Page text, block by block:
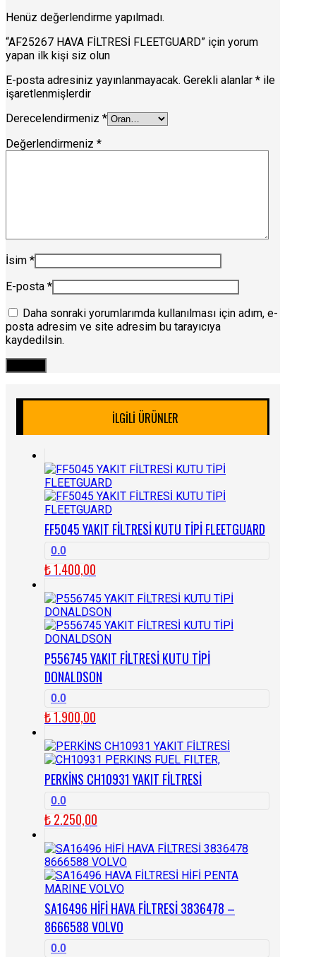
Henüz değerlendirme yapılmadı.
“AF25267 HAVA FİLTRESİ FLEETGUARD” için yorum
yapan ilk kişi siz olun
E-posta adresiniz yayınlanmayacak. Gerekli alanlar * ile
işaretlenmişlerdir
Derecelendirmeniz *
Değerlendirmeniz *
İsim *
E-posta *
Daha sonraki yorumlarımda kullanılması için adım, e-
posta adresim ve site adresim bu tarayıcıya
kaydedilsin.
İLGILI ÜRÜNLER
FF5045 YAKIT FİLTRESİ KUTU TİPİ FLEETGUARD
0.0
₺1.400,00
P556745 YAKIT FİLTRESİ KUTU TİPİ
DONALDSON
0.0
₺1.900,00
PERKİNS CH10931 YAKIT FİLTRESİ
0.0
₺2.250,00
SA16496 HİFİ HAVA FİLTRESİ 3836478 –
8666588 VOLVO
0.0